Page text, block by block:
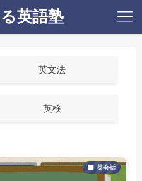
英語塾
英文法
英検
英会話